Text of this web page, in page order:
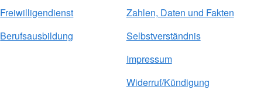
Freiwilligendienst
Berufsausbildung
Zahlen, Daten und Fakten
Selbstverständnis
Impressum
Widerruf/Kündigung